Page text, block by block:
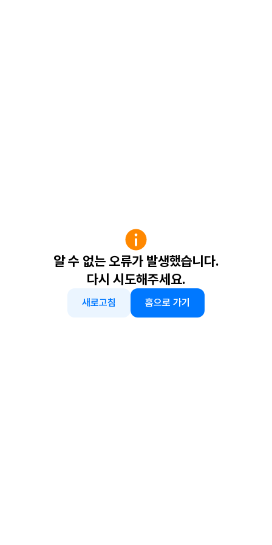
알 수 없는 오류가 발생했습니다.
다시 시도해주세요.
새로고침 홈으로 가기